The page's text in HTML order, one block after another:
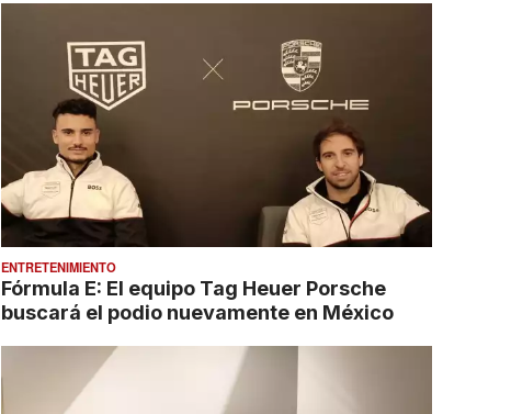
ENTRETENIMIENTO
Fórmula E: El equipo Tag Heuer Porsche
buscará el podio nuevamente en México